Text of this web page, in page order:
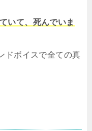
いて、死んでいま
ドボイスで全ての真